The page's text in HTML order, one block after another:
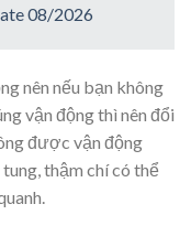
08/2026
nên nếu bạn không
vận động thì nên đổi
được vận động
thậm chí có thể